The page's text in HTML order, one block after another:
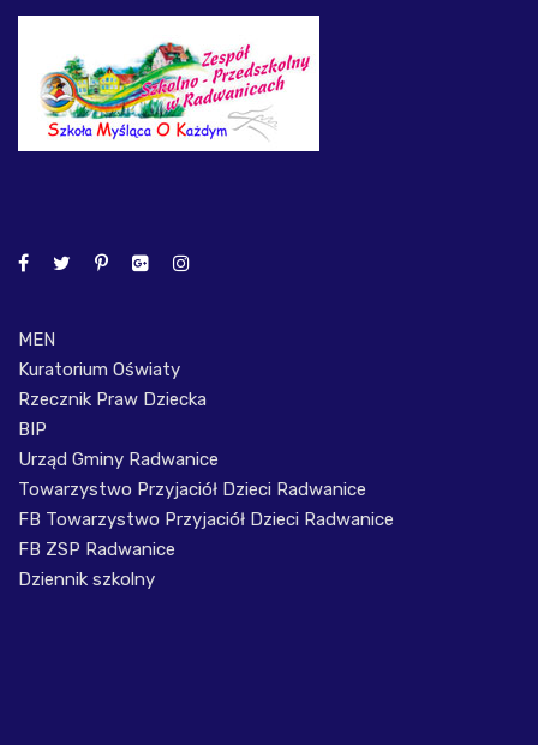
MEN
Kuratorium Oświaty
Rzecznik Praw Dziecka
BIP
Urząd Gminy Radwanice
Towarzystwo Przyjaciół Dzieci Radwanice
FB Towarzystwo Przyjaciół Dzieci Radwanice
FB ZSP Radwanice
Dziennik szkolny